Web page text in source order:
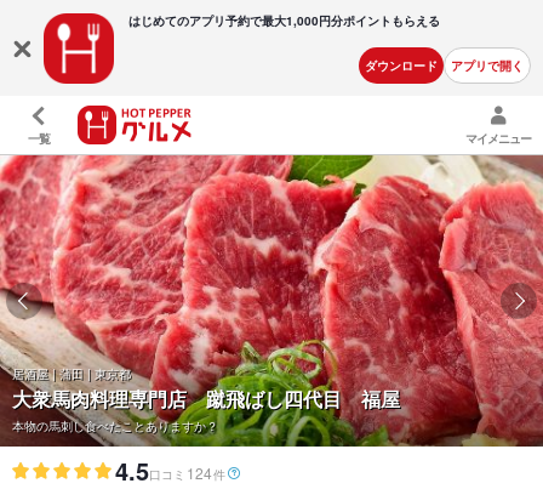
はじめてのアプリ予約で最大1,000円分ポイントもらえる
ダウンロード アプリで開く
一覧 マイメニュー
居酒屋 | 蒲田 | 東京都
大衆馬肉料理専門店 蹴飛ばし四代目 福屋
本物の馬刺し食べたことありますか？
4.5口コミ 124件